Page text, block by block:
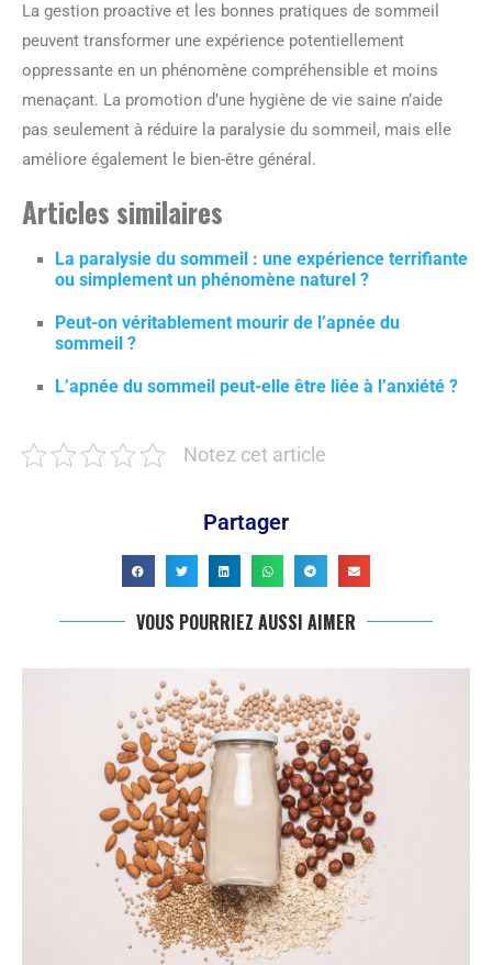
La gestion proactive et les bonnes pratiques de sommeil
peuvent transformer une expérience potentiellement
oppressante en un phénomène compréhensible et moins
menaçant. La promotion d’une hygiène de vie saine n’aide
pas seulement à réduire la paralysie du sommeil, mais elle
améliore également le bien-être général.
Articles similaires
La paralysie du sommeil : une expérience terrifiante
ou simplement un phénomène naturel ?
Peut-on véritablement mourir de l’apnée du
sommeil ?
L’apnée du sommeil peut-elle être liée à l’anxiété ?
Notez cet article
Partager
VOUS POURRIEZ AUSSI AIMER